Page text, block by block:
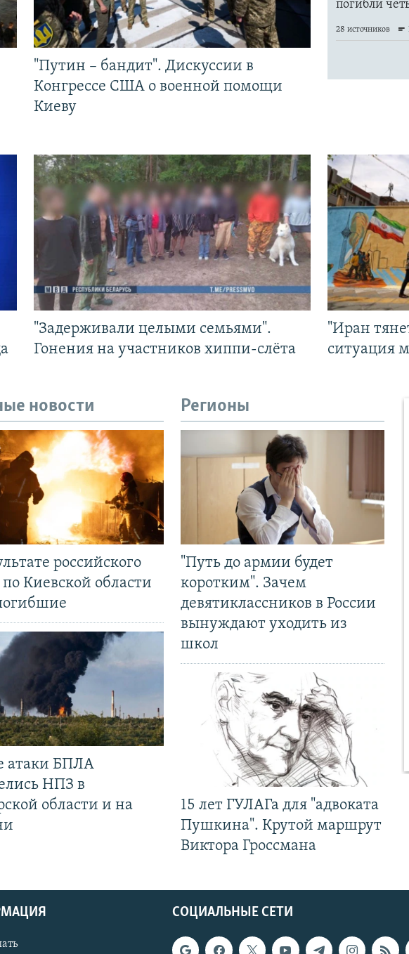
"Путин – бандит". Дискуссии в
Конгрессе США о военной помощи
Киеву
"Задерживали целыми семьями".
Гонения на участников хиппи-слёта
"Иран
ситуация
новости
российского
по Киевской области
атаки БПЛА
НПЗ в
области и на
Регионы
"Путь до армии будет
коротким". Зачем
девятиклассников в России
вынуждают уходить из
школ
15 лет ГУЛАГа для "адвоката
Пушкина". Крутой маршрут
Виктора Гроссмана
СОЦИАЛЬНЫЕ СЕТИ